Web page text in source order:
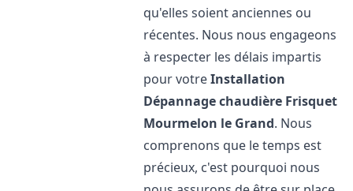
qu'elles soient anciennes ou
récentes. Nous nous engageons
à respecter les délais impartis
pour votreInstallation
Dépannage chaudière Frisquet
Mourmelon le Grand. Nous
comprenons que le temps est
précieux, c'est pourquoi nous